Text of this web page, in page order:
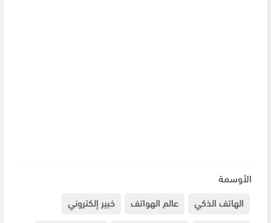
الأوسمة
الهاتف الذكي
عالم الهواتف
خبير إلكتروني